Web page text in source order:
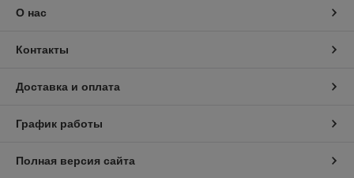
О нас
Контакты
Доставка и оплата
График работы
Полная версия сайта